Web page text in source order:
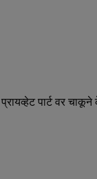
पार्ट वर